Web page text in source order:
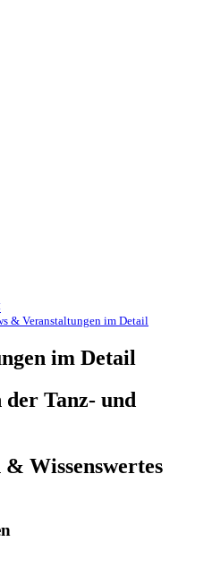
& Veranstaltungen im Detail
im Detail
der Tanz- und
Wissenswertes